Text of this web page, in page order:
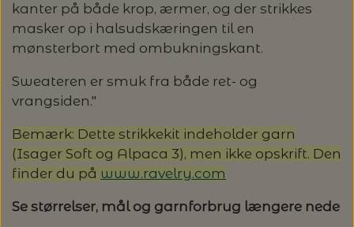
kanter på både krop, ærmer, og der strikkes
masker op i halsudskæringen til en
mønsterbort med ombukningskant.
Sweateren er smuk fra både ret- og
vrangsiden."
Bemærk: Dette strikkekit indeholder garn
(Isager Soft og Alpaca 3), men ikke opskrift. Den
finder du på www.ravelry.com
Se størrelser, mål og garnforbrug længere nede